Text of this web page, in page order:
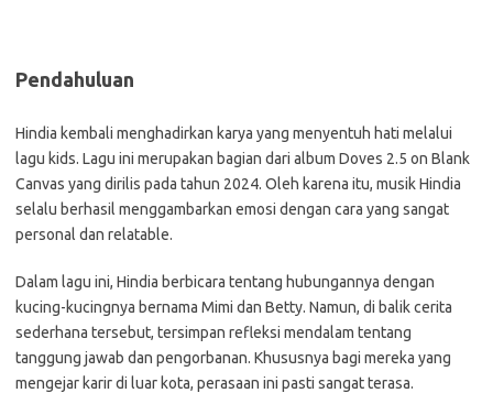
Pendahuluan
Hindia kembali menghadirkan karya yang menyentuh hati melalui
lagu kids. Lagu ini merupakan bagian dari album Doves 2.5 on Blank
Canvas yang dirilis pada tahun 2024. Oleh karena itu, musik Hindia
selalu berhasil menggambarkan emosi dengan cara yang sangat
personal dan relatable.
Dalam lagu ini, Hindia berbicara tentang hubungannya dengan
kucing-kucingnya bernama Mimi dan Betty. Namun, di balik cerita
sederhana tersebut, tersimpan refleksi mendalam tentang
tanggung jawab dan pengorbanan. Khususnya bagi mereka yang
mengejar karir di luar kota, perasaan ini pasti sangat terasa.